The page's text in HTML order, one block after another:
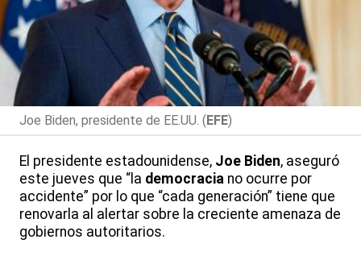
Joe Biden, presidente de EE.UU. (EFE)
El presidente estadounidense, Joe Biden, aseguró
este jueves que “la democracia no ocurre por
accidente” por lo que “cada generación” tiene que
renovarla al alertar sobre la creciente amenaza de
gobiernos autoritarios.